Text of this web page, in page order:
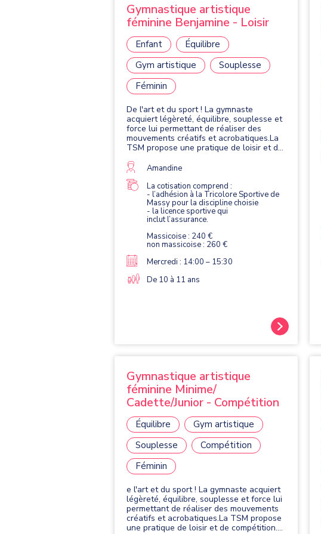
Gymnastique artistique
féminine Benjamine - Loisir
Enfant
Équilibre
Gym artistique
Souplesse
Féminin
De l'art et du sport ! La gymnaste
acquiert légèreté, équilibre, souplesse et
force lui permettant de réaliser des
mouvements créatifs et acrobatiques.La
TSM propose une pratique de loisir et de
agrès : le saut, les barres asymétriques,
la poutre et le sol.
Amandine
La cotisation comprend :
- l’adhésion à la Tricolore Sportive de
Massy pour la discipline choisie
- la licence sportive qui
inclut l’assurance.
Massicoise : 240 €
non massicoise : 260 €
Mercredi : 14:00 – 15:30
De 10 à 11 ans
Gymnastique artistique
féminine Minime/
Cadette/Junior - Compétition
Équilibre
Gym artistique
Souplesse
Compétition
Féminin
e l'art et du sport ! La gymnaste acquiert
légèreté, équilibre, souplesse et force lui
permettant de réaliser des mouvements
créatifs et acrobatiques.La TSM propose
une pratique de loisir et de compétition.